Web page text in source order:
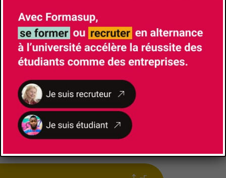
Lieu de formation
Rue du 22ème B.C.A.
6300
Nice
Gestionnaire pédagogique
BALDIN Claire
+(33)664689332
claire.baldin@univ-cotedazur.fr